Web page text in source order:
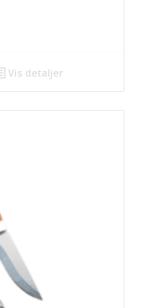
Vis detaljer